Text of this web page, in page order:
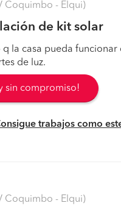
Coquimbo - Elqui)
de kit solar
q la casa pueda funcionar
de luz.
sin compromiso!
trabajos como
Coquimbo - Elqui)